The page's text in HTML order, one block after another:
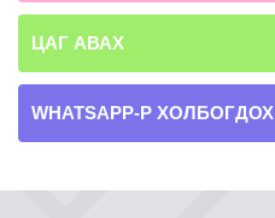
ЦАГ АВАХ
WHATSAPP-Р ХОЛБОГДОХ